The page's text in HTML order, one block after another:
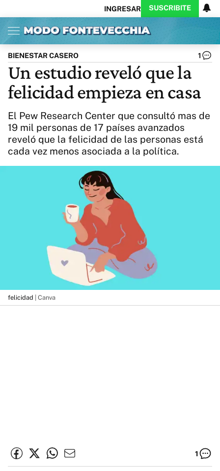
INGRESAR SUSCRIBITE
Inicio Ahora
Opinión
Política
Ciencia
Protagonistas
Cultura
Arte
Educación
Internacional
Deportes
CARAS
Exitoina
Turismo
Videos
Córdoba
Reperfilar
Business
Noticias
Caras
Exitoina
Gaming
Vivo
Actualidad
BIENESTAR CASERO 1
Un estudio reveló que la
felicidad empieza en casa
El Pew Research Center que consultó mas de
19 mil personas de 17 países avanzados
reveló que la felicidad de las personas está
cada vez menos asociada a la política.
felicidad | Canva
1